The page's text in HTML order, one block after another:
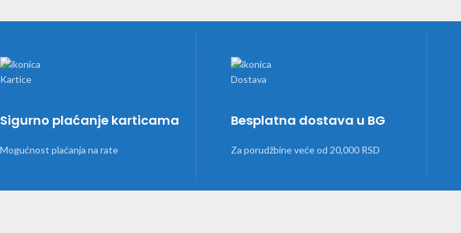
Sigurno plaćanje karticama
Mogućnost plaćanja na rate
Besplatna dostava u BG
Za porudžbine veće od 20,000 RSD